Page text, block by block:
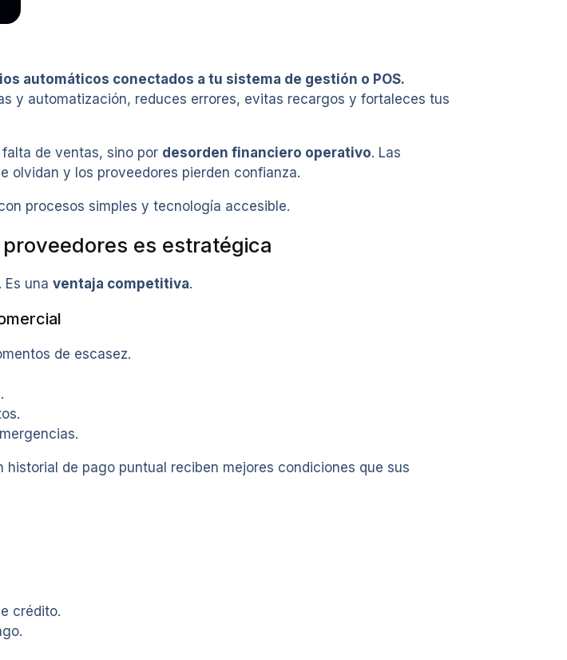
automáticos conectados a tu sistema de gestión o POS.
y automatización, reduces errores, evitas recargos y fortaleces tus
de ventas, sino por desorden financiero operativo. Las
olvidan y los proveedores pierden confianza.
procesos simples y tecnología accesible.
es estratégica
Es una ventaja competitiva.
de escasez.
historial de pago puntual reciben mejores condiciones que sus
crédito.